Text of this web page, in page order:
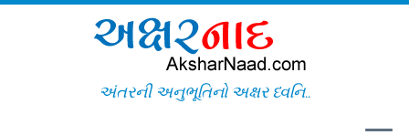
અંતરની અનુભૂતિનો અક્ષર ધ્વનિ..